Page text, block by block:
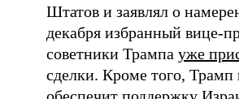
Штатов и заявлял о
декабря избранный
советники Трампа уже
сделки. Кроме того, Трамп